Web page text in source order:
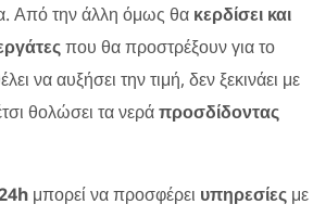
Από την άλλη όμως θα κερδίσει και
που θα προστρέξουν για το
να αυξήσει την τιμή, δεν ξεκινάει με
θολώσει τα νεράπροσδίδοντας
μπορεί να προσφέρει υπηρεσίες με